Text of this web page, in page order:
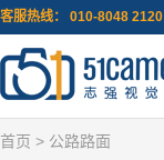
客服热线： 010-8048 2120
首页 > 公路路面